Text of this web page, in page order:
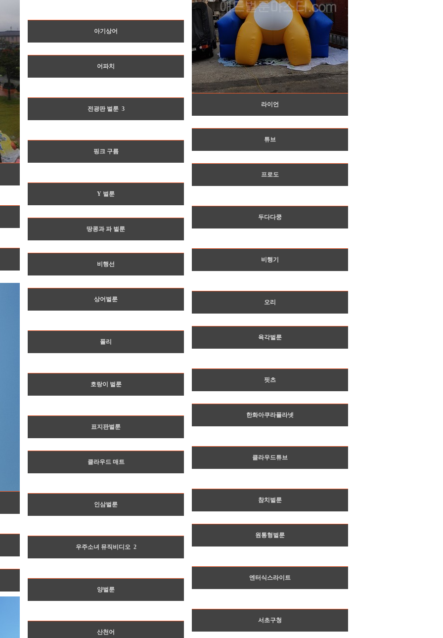
라이언
아기상어
어파치
전광판 벌룬 3
튜브
핑크 구름
프로도
Y 벌룬
두다다쿵
땅콩과 파 벌룬
비행기
비행선
상어벌룬 오리
육각벌룬
폴리
핏츠
호랑이 벌룬
한화아쿠라플라넷
표지판벌룬
클라우드튜브
클라우드 매트
참치벌룬
인삼벌룬
원통형벌룬
우주소녀 뮤직비디오 2
엔터식스라이트
양벌룬
서초구청
산천어